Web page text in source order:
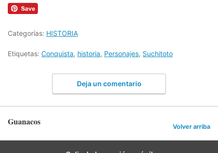
Categorías: HISTORIA
Etiquetas: Conquista, historia, Personajes, Suchitoto
Deja un comentario
Guanacos Volver arriba